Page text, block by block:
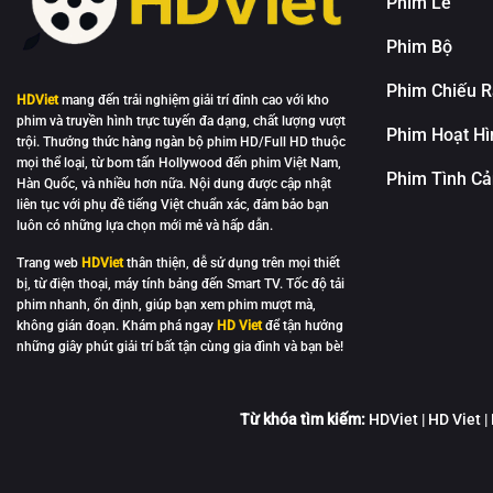
HDVietmang đến trải nghiệm giải trí đỉnh cao với kho
phim và truyền hình trực tuyến đa dạng, chất lượng vượt
trội. Thưởng thức hàng ngàn bộ phim HD/Full HD thuộc
mọi thể loại, từ bom tấn Hollywood đến phim Việt Nam,
Hàn Quốc, và nhiều hơn nữa. Nội dung được cập nhật
liên tục với phụ đề tiếng Việt chuẩn xác, đảm bảo bạn
luôn có những lựa chọn mới mẻ và hấp dẫn.
Trang web HDVietthân thiện, dễ sử dụng trên mọi thiết
bị, từ điện thoại, máy tính bảng đến Smart TV. Tốc độ tải
phim nhanh, ổn định, giúp bạn xem phim mượt mà,
không gián đoạn. Khám phá ngay HD Vietđể tận hưởng
những giây phút giải trí bất tận cùng gia đình và bạn bè!
Phim Bộ
Phim Chiếu
Phim Hoạt
Phim Tình
Từ khóa tìm kiếm:HDViet | HD Viet |